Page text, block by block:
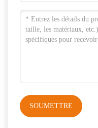
SOUMETTRE